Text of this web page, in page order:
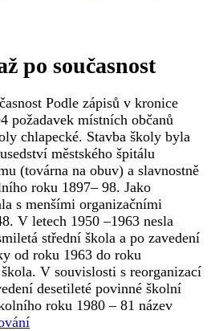
po současnost
Podle zápisů v kronice
požadavek místních občanů
chlapecké. Stavba školy byla
městského špitálu
(továrna na obuv) a slavnostně
roku 1897– 98. Jako
s menšími organizačními
V letech 1950 –1963 nesla
střední škola a po zavedení
od roku 1963 do roku
V souvislosti s reorganizací
desetileté povinné školní
roku 1980 – 81 název